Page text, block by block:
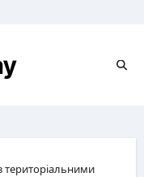
територіальними